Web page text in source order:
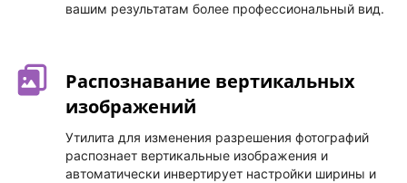
вашим результатам более профессиональный вид.
Распознавание вертикальных
изображений
Утилита для изменения разрешения фотографий
распознает вертикальные изображения и
автоматически инвертирует настройки ширины и